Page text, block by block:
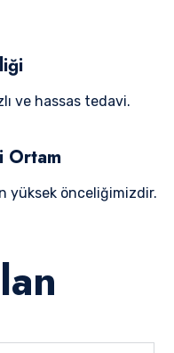
ve hassas tedavi.
Ortam
yüksek önceliğimizdir.